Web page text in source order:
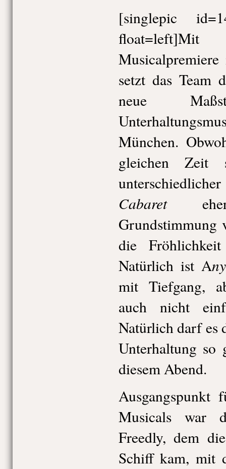
[singlepic
setzt das Team
neue
München.
gleichen Zeit
Cabareteher
Grundstimmung
die
Natürlich ist A
mit Tiefgang,
auch nicht
Natürlich darf es
Unterhaltung so
diesem Abend.
Ausgangspunkt
Musicals war
Freedly, dem
Schiff kam, mit